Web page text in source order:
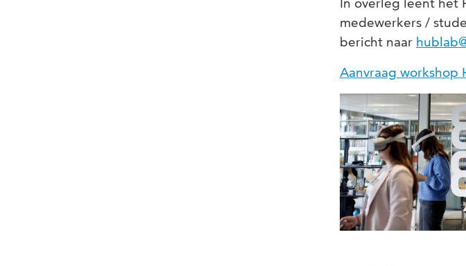
medewerkers /
bericht naar
Aanvraag workshop